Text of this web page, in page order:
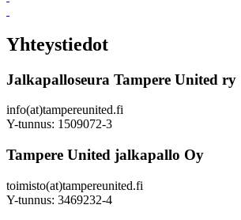
Yhteystiedot
Jalkapalloseura Tampere United ry
info(at)tampereunited.fi
Y-tunnus: 1509072-3
Tampere United jalkapallo Oy
toimisto(at)tampereunited.fi
Y-tunnus: 3469232-4